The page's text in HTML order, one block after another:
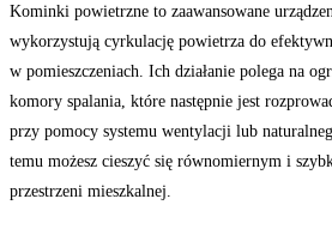
Kominki powietrzne to zaawansowane
wykorzystują cyrkulację powietrza do
w pomieszczeniach. Ich działanie polega na
komory spalania, które następnie jest
przy pomocy systemu wentylacji lub
temu możesz cieszyć się równomiernym i
przestrzeni mieszkalnej.